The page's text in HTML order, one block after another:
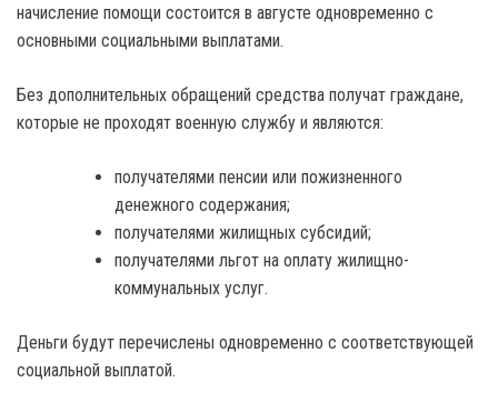
начисление помощи состоится в августе одновременно с
основными социальными выплатами.
Без дополнительных обращений средства получат граждане,
которые не проходят военную службу и являются:
получателями пенсии или пожизненного
денежного содержания;
получателями жилищных субсидий;
получателями льгот на оплату жилищно-
коммунальных услуг.
Деньги будут перечислены одновременно с соответствующей
социальной выплатой.